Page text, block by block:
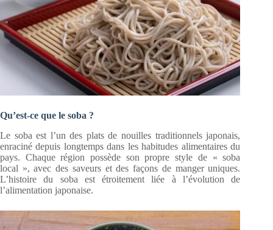
Qu’est-ce que le soba ?
Le soba est l’un des plats de nouilles traditionnels japonais,
enraciné depuis longtemps dans les habitudes alimentaires du
pays. Chaque région possède son propre style de « soba
local », avec des saveurs et des façons de manger uniques.
L’histoire du soba est étroitement liée à l’évolution de
l’alimentation japonaise.